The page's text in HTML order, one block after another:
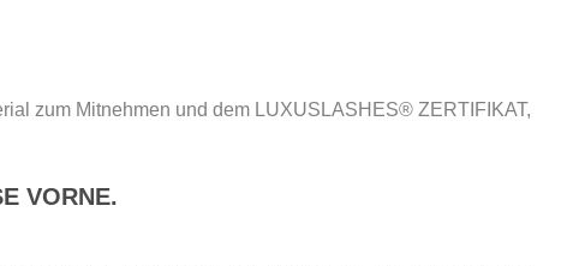
zum Mitnehmen und dem LUXUSLASHES® ZERTIFIKAT,
VORNE.